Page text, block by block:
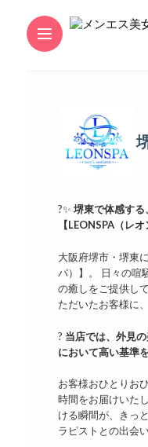
?✨ 堺東で体感す
【LEONSPA（レ
大阪府堺市・堺東
パ）】。 日々の喧
の癒しをご提供し
ただいたお客様に
? 当店では、外見
において高い基準
お客様おひとりお
時間をお届けいた
ける瞬間が、きっ
ラピストとの出会